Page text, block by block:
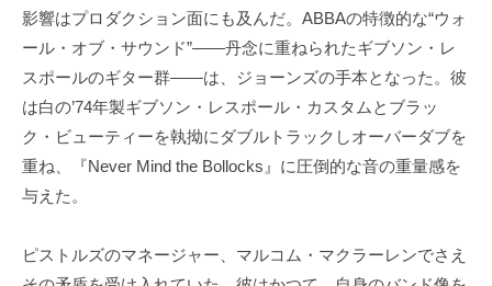
影響はプロダクション面にも及んだ。ABBAの特徴的な“ウォ
ール・オブ・サウンド”――丹念に重ねられたギブソン・レ
スポールのギター群――は、ジョーンズの手本となった。彼
は白の’74年製ギブソン・レスポール・カスタムとブラッ
ク・ビューティーを執拗にダブルトラックしオーバーダブを
重ね、『Never Mind the Bollocks』に圧倒的な音の重量感を
与えた。
ピストルズのマネージャー、マルコム・マクラーレンでさえ